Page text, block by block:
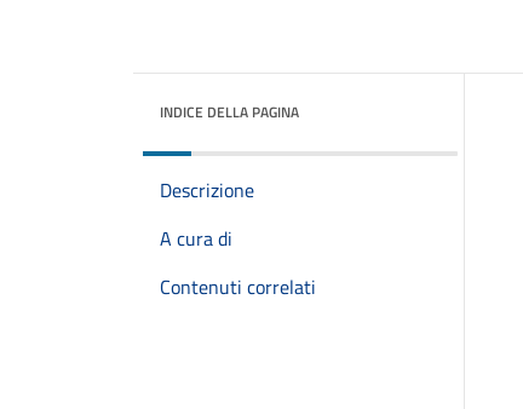
INDICE DELLA PAGINA
Descrizione
A cura di
Contenuti correlati